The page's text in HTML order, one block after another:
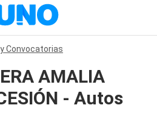
Convocatorias
AMALIA
- Autos